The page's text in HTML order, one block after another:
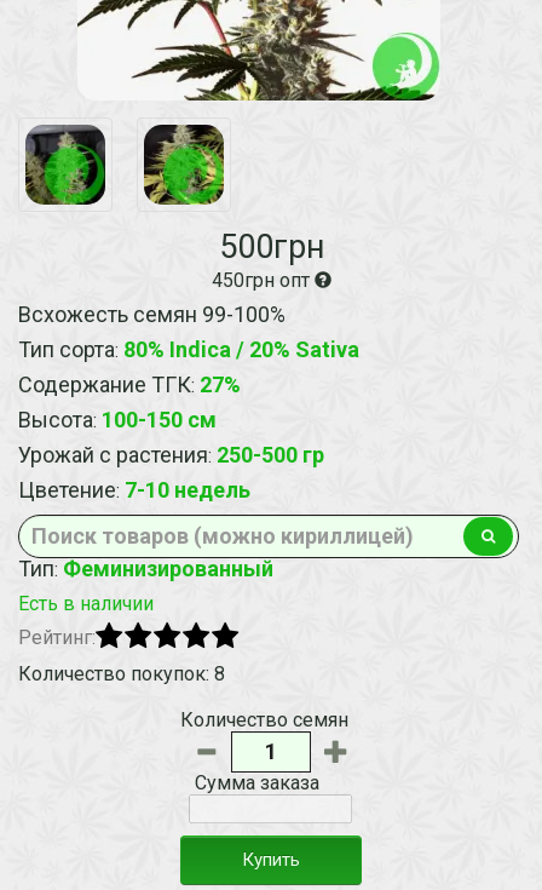
500грн
450грн опт
Всхожесть семян 99-100%
Тип сорта: 80% Indica / 20% Sativa
Содержание ТГК: 27%
Высота: 100-150 см
Урожай с растения: 250-500 гр
Цветение: 7-10 недель
Тип: Феминизированный
Есть в наличии
Рейтинг:
Количество покупок: 8
Количество семян
Сумма заказа
Купить